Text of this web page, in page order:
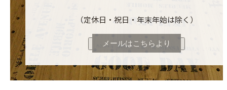
（定休日・祝日・年末年始は除く）
メールはこちらより